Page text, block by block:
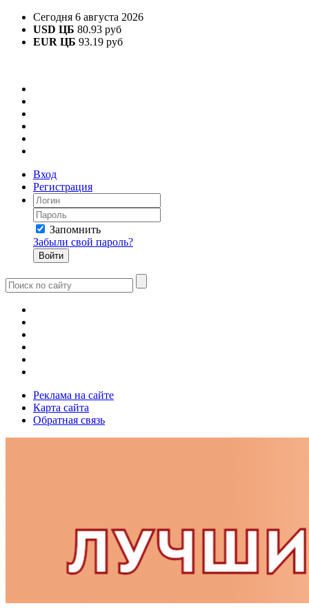
Сегодня 6 августа 2026
USD ЦБ 80.93 руб
EUR ЦБ 93.19 руб
Вход
Регистрация
Запомнить
Забыли свой пароль?
Реклама на сайте
Карта сайта
Обратная связь